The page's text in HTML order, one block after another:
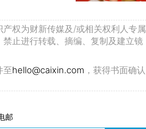
权为财新传媒及/或相关权利人专属
止进行转载、摘编、复制及建立镜
至hello@caixin.com ，获得书面确认
邮